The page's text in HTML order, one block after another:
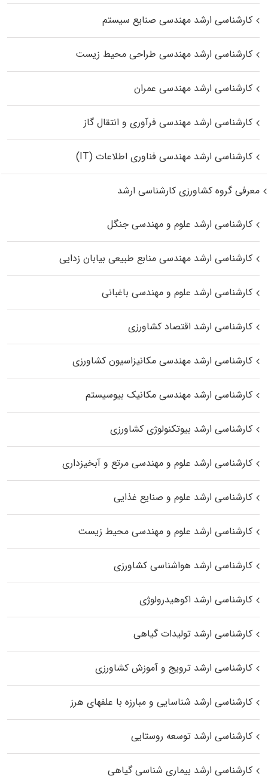
کارشناسی ارشد مهندسی صنایع سیستم
کارشناسی ارشد مهندسی طراحی محیط زیست
کارشناسی ارشد مهندسی عمران
کارشناسی ارشد مهندسی فرآوری و انتقال گاز
کارشناسی ارشد مهندسی فناوری اطلاعات (IT)
معرفی گروه کشاورزی کارشناسی ارشد
کارشناسی ارشد علوم و مهندسی جنگل
کارشناسی ارشد مهندسی منابع طبیعی بیابان زدایی
کارشناسی ارشد علوم و مهندسی باغبانی
کارشناسی ارشد اقتصاد کشاورزی
کارشناسی ارشد مهندسی مکانیزاسیون کشاورزی
کارشناسی ارشد مهندسی مکانیک بیوسیستم
کارشناسی ارشد بیوتکنولوژی کشاورزی
کارشناسی ارشد علوم و مهندسی مرتع و آبخیزداری
کارشناسی ارشد علوم و صنایع غذایی
کارشناسی ارشد علوم و مهندسی محیط زیست
کارشناسی ارشد هواشناسی کشاورزی
کارشناسی ارشد اکوهیدرولوژی
کارشناسی ارشد تولیدات گیاهی
کارشناسی ارشد ترویج و آموزش کشاورزی
کارشناسی ارشد شناسایی و مبارزه با علفهای هرز
کارشناسی ارشد توسعه روستایی
کارشناسی ارشد بیماری‌ شناسی گیاهی